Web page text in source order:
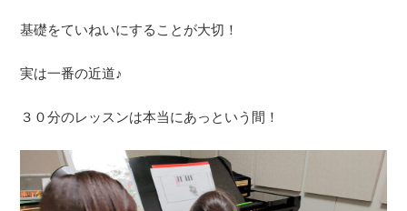
基礎をていねいにすることが大切！
実は一番の近道♪
３０分のレッスンは本当にあっという間！